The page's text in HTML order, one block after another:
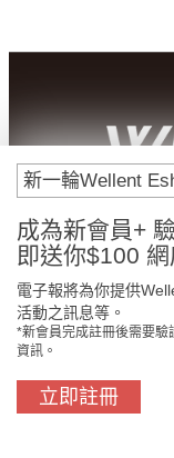
新一輪Wellent
成為新會員+
即送你$100
電子報將為你提供
活動之訊息等。
*新會員完成註冊後需要驗
資訊。
立即註冊